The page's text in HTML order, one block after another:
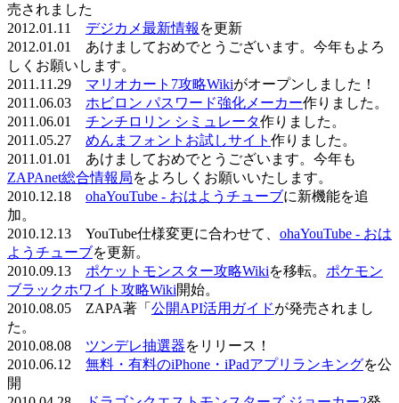
売されました
2012.01.11 デジカメ最新情報 を更新
2012.01.01 あけましておめでとうございます。今年もよろ
しくお願いします。
2011.11.29 マリオカート7攻略Wikiがオープンしました！
2011.06.03 ホビロン パスワード強化メーカー作りました。
2011.06.01 チンチロリン シミュレータ作りました。
2011.05.27 めんまフォントお試しサイト 作りました。
2011.01.01 あけましておめでとうございます。今年も
ZAPAnet総合情報局をよろしくお願いいたします。
2010.12.18 ohaYouTube - おはようチューブに新機能を追
加。
2010.12.13 YouTube仕様変更に合わせて、 ohaYouTube - おは
ようチューブを更新。
2010.09.13 ポケットモンスター攻略Wikiを移転。 ポケモン
ブラックホワイト攻略Wiki開始。
2010.08.05 ZAPA著「 公開API活用ガイドが発売されまし
た。
2010.08.08 ツンデレ抽選器をリリース！
2010.06.12 無料・有料のiPhone・iPadアプリランキングを公
開